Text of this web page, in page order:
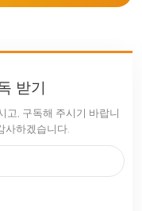
받기
고, 구독해 주시기 바랍니
사하겠습니다.